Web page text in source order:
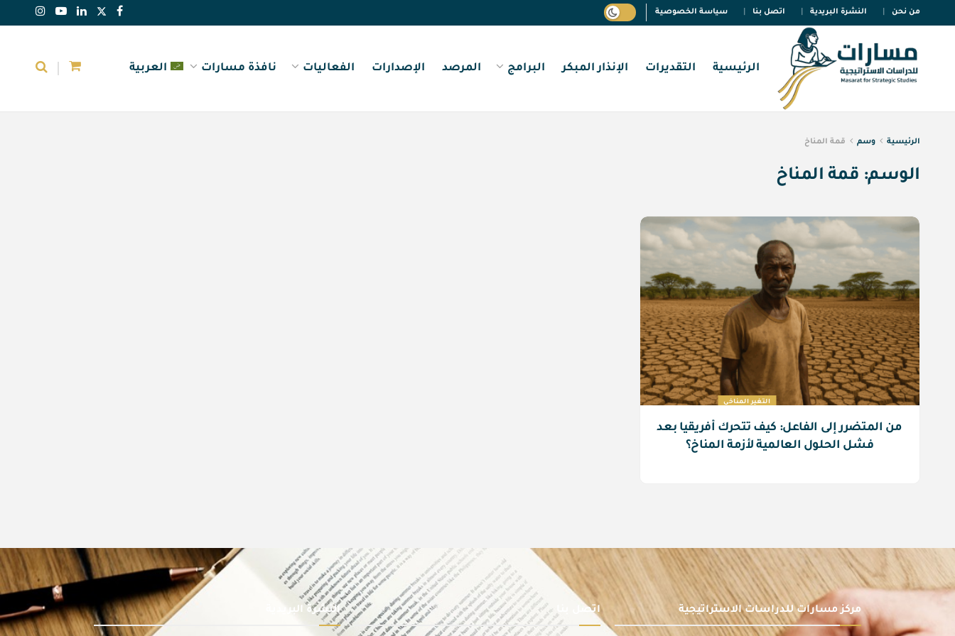
من نحن النشرة البريدية اتصل بنا سياسة الخصوصية
الرئيسية التقديرات الإنذار المبكر البرامج المرصد الإصدارات الفعاليات نافذة مسارات العربية
الرئيسية وسم قمة المناخ
الوسم: قمة المناخ
التغير المناخي
من المتضرر إلى الفاعل: كيف تتحرك أفريقيا بعد
فشل الحلول العالمية لأزمة المناخ؟
مركز مسارات للدراسات الاستراتيجية اتصل بنا النشرة البريدية